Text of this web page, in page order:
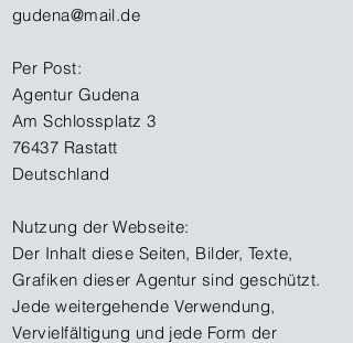
gudena@mail.de
Per Post:
Agentur Gudena
Am Schlossplatz 3
76437 Rastatt
Deutschland
Nutzung der Webseite:
Der Inhalt diese Seiten, Bilder, Texte,
Grafiken dieser Agentur sind geschützt.
Jede weitergehende Verwendung,
Vervielfältigung und jede Form der